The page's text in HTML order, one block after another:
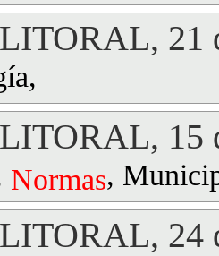
21
15
Normas,
24